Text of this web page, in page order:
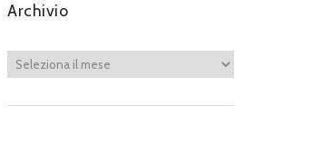
Archivio